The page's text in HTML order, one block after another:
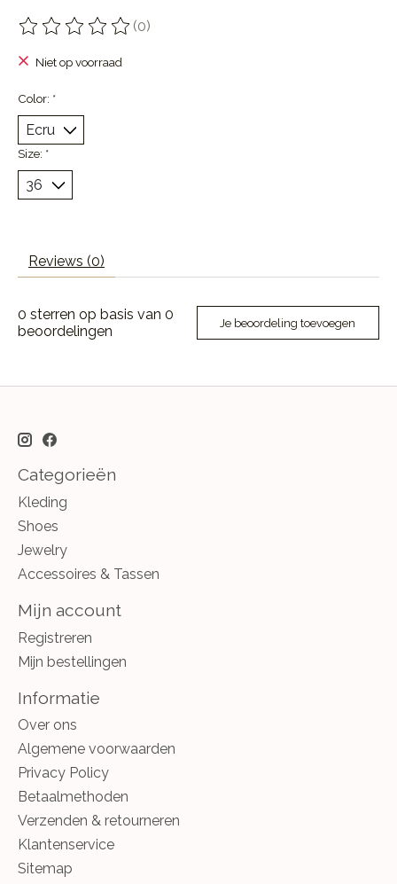
De beoordeling van dit product is
(0)
Niet op voorraad
Color: *
Size: *
Reviews (0)
0 sterren op basis van 0
beoordelingen
Je beoordeling toevoegen
Categorieën
Kleding
Shoes
Jewelry
Accessoires & Tassen
Mijn account
Registreren
Mijn bestellingen
Informatie
Over ons
Algemene voorwaarden
Privacy Policy
Betaalmethoden
Verzenden & retourneren
Klantenservice
Sitemap